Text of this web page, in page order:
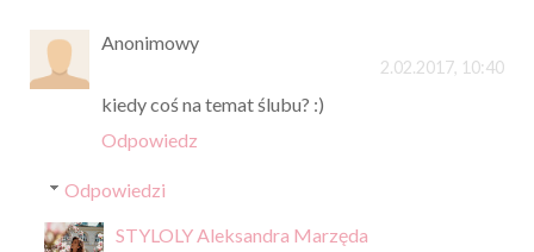
Anonimowy
2.02.2017, 10:40
kiedy coś na temat ślubu? :)
Odpowiedz
Odpowiedzi
STYLOLY Aleksandra Marzęda